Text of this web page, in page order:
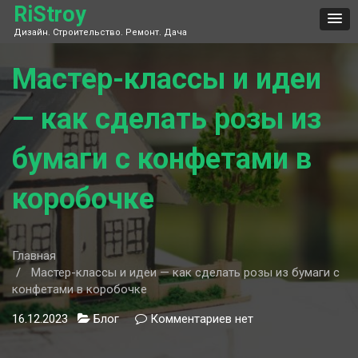
Skip
content
RiStroy
Дизайн. Строительство. Ремонт. Дача
Мастер-классы и идеи
— как сделать розы из
бумаги с конфетами в
коробочке
Главная
Мастер-классы и идеи — как сделать розы из бумаги с
конфетами в коробочке
16.12.2023 Блог Комментариев кнет